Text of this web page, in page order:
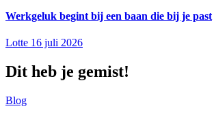
Werkgeluk begint bij een baan die bij je past
Lotte 16 juli 2026
Dit heb je gemist!
Blog